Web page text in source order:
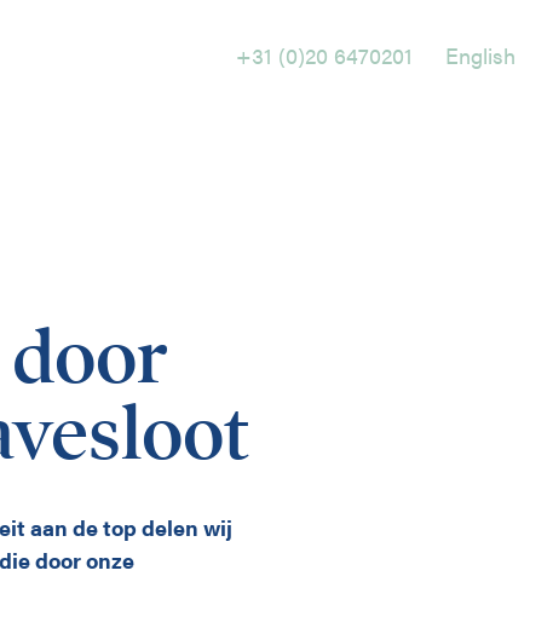
+31 (0)20 6470201 English
+ 31 (0)20 647 0201
English
aan de top delen wij
door onze